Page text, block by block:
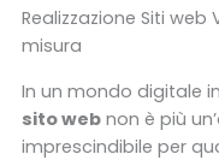
Realizzazione Siti
misura
In un mondo digitale
sito webnon è più
imprescindibile per